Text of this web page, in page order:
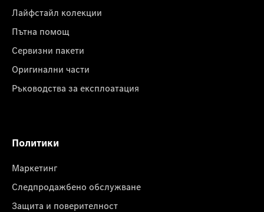
Лайфстайл колекции
Пътна помощ
Сервизни пакети
Оригинални части
Ръководства за експлоатация
Политики
Маркетинг
Следпродажбено обслужване
Защита и поверителност